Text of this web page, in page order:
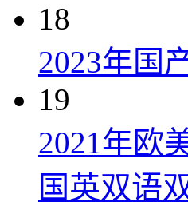
18
2023年国
19
2021年欧
国英双语